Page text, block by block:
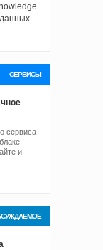
СЕРВИСЫ
сервиса
и